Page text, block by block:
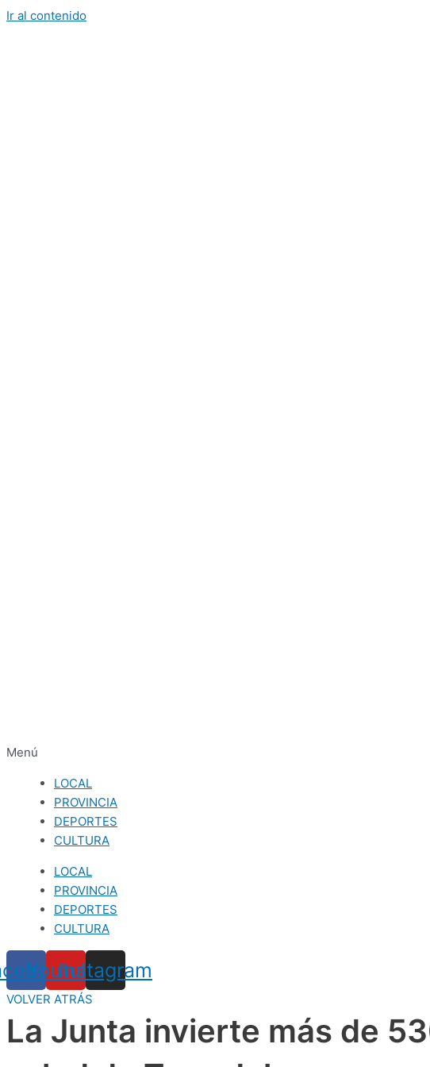
Ir al contenido
Menú
LOCAL
PROVINCIA
DEPORTES
CULTURA
LOCAL
PROVINCIA
DEPORTES
CULTURA
Youtube
Instagram
VOLVER ATRÁS
La Junta invierte más de